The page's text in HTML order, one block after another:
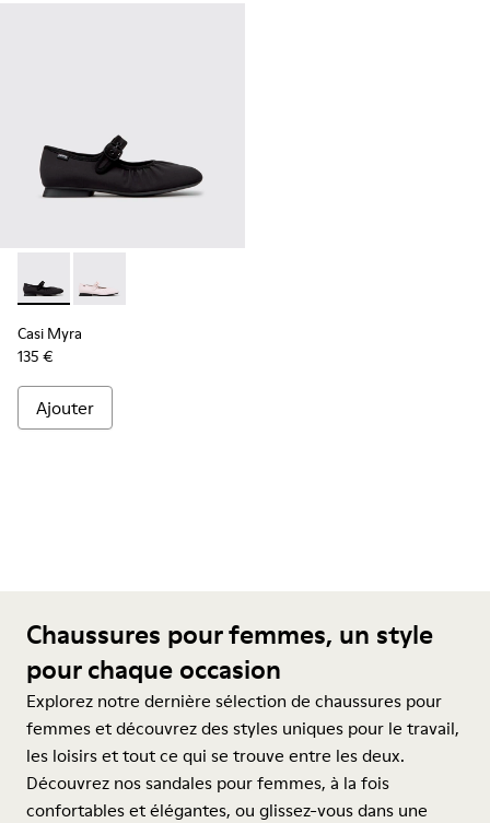
Casi Myra - K201993-003 - Ballerines en textile noires pour
Casi Myra - K201993-002
Casi Myra
135 €
Ajouter
Chaussures pour femmes, un style
pour chaque occasion
Explorez notre dernière sélection de chaussures pour
femmes et découvrez des styles uniques pour le travail,
les loisirs et tout ce qui se trouve entre les deux.
Découvrez nos sandales pour femmes, à la fois
confortables et élégantes, ou glissez-vous dans une